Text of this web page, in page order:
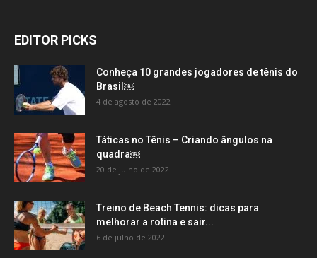
EDITOR PICKS
Conheça 10 grandes jogadores de tênis do
Brasil￼
4 de agosto de 2022
Táticas no Tênis – Criando ângulos na
quadra￼
20 de julho de 2022
Treino de Beach Tennis: dicas para
melhorar a rotina e sair...
6 de julho de 2022